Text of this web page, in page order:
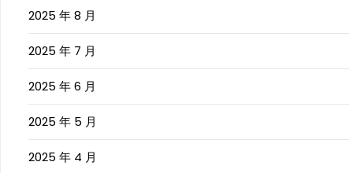
2025 年 8 月
2025 年 7 月
2025 年 6 月
2025 年 5 月
2025 年 4 月